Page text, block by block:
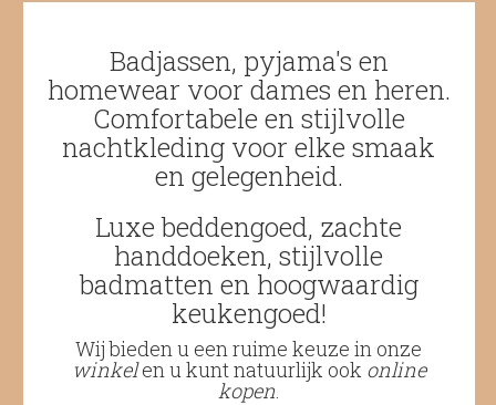
Badjassen, pyjama's en
homewear voor dames en heren.
Comfortabele en stijlvolle
nachtkleding voor elke smaak
en gelegenheid.
Luxe beddengoed, zachte
handdoeken, stijlvolle
badmatten en hoogwaardig
keukengoed!
Wij bieden u een ruime keuze in onze
winkelen u kunt natuurlijk ook online
kopen